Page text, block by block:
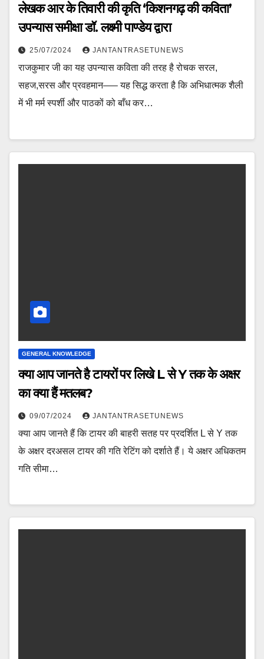
लेखक आर के तिवारी की कृति ‘किशनगढ़ की कविता’
उपन्यास समीक्षा डॉ. लक्ष्मी पाण्डेय द्वारा
25/07/2024 JANTANTRASETUNEWS
राजकुमार जी का यह उपन्यास कविता की तरह है रोचक सरल,
सहज,सरस और प्रवहमान—– यह सिद्ध करता है कि अभिधात्मक शैली
में भी मर्म स्पर्शी और पाठकों को बाँध कर…
GENERAL KNOWLEDGE
क्या आप जानते है टायरों पर ल‍िखे L से Y तक के अक्षर
का क्‍या हैं मतलब?
09/07/2024 JANTANTRASETUNEWS
क्या आप जानते हैं कि टायर की बाहरी सतह पर प्रदर्शित L से Y तक
के अक्षर दरअसल टायर की गति रेटिंग को दर्शाते हैं। ये अक्षर अधिकतम
गति सीमा…